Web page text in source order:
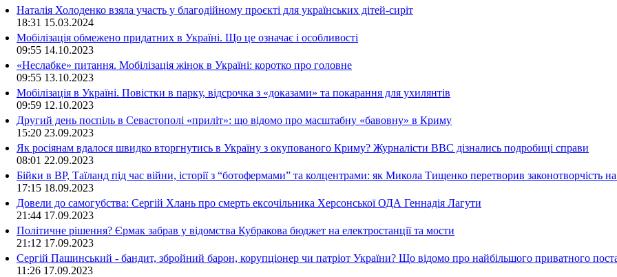
Наталія Холоденко взяла участь у благодійному проєкті для українських дітей-сиріт
18:31 15.03.2024
Мобілізація обмежено придатних в Україні. Що це означає і особливості
09:55 14.10.2023
«Неслабке» питання. Мобілізація жінок в Україні: коротко про головне
09:55 13.10.2023
Мобілізація в Україні. Повістки в парку, відсрочка з «доказами» та покарання для ухилянтів
09:59 12.10.2023
Другий день поспіль в Севастополі «приліт»: що відомо про масштабну «бавовну» в Криму
15:20 23.09.2023
Як росіянам вдалося швидко вторгнутись в Україну з окупованого Криму? Журналісти ВВС дізнались подробиці справи
08:01 22.09.2023
Бійки в ВР, Таїланд під час війни, історії з “ботофермами” та колцентрами: як Микола Тищенко перетворив законотворчість на
17:15 18.09.2023
Довели до самогубства: Сергій Хлань про смерть ексочільника Херсонської ОДА Геннадія Лагути
21:44 17.09.2023
Політичне рішення? Єрмак забрав у відомства Кубракова бюджет на електростанції та мости
21:12 17.09.2023
Сергій Пашинський - бандит, збройний барон, корупціонер чи патріот України? Що відомо про найбільшого приватного
11:26 17.09.2023